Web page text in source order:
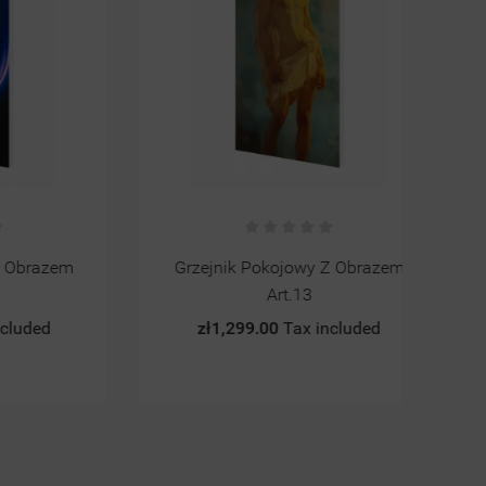
Grzejnik Pokojowy Z Obrazem
zł1,299.00Tax included